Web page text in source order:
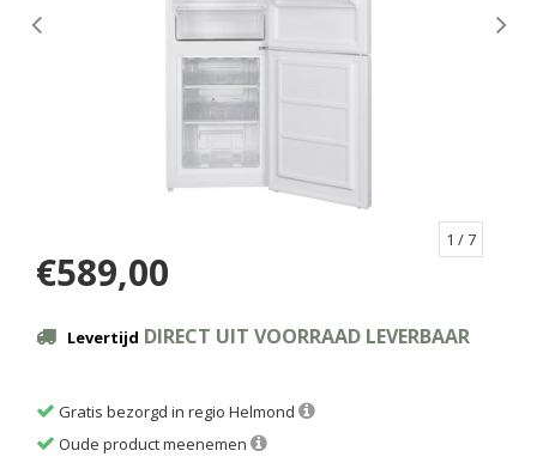
1 / 7
€589,00
Levertijd DIRECT UIT VOORRAAD LEVERBAAR
Gratis bezorgd in regio Helmond
Oude product meenemen